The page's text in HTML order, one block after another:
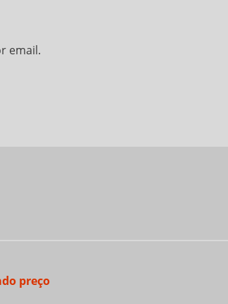
email.
preço